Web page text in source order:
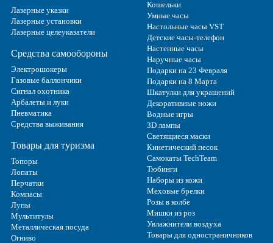
Лазерные указки
Лазерные установки
Лазерные целеуказатели
Средства самообороны
Электрошокеры
Газовые баллончики
Сигнал охотника
Арбалеты и луки
Пневматика
Средства выживания
Товары для туризма
Топоры
Лопаты
Перчатки
Компасы
Лупы
Мультитулы
Металлическая посуда
Огниво
Кошельки
Умные часы
Настольные часы VST
Детские часы-телефон
Настенные часы
Наручные часы
Подарки на 23 Февраля
Подарки на 8 Марта
Шкатулки для украшений
Декоративные ножи
Водные игры
3D лампы
Светящиеся маски
Кинетический песок
Самокаты TechTeam
Тюбинги
Наборы из кожи
Меховые брелки
Розы в колбе
Мишки из роз
Увлажнители воздуха
Товары для одностраничников